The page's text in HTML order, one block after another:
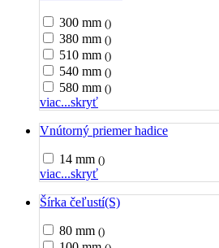
300 mm ()
380 mm ()
510 mm ()
540 mm ()
580 mm ()
viac...skryť
Vnútorný priemer hadice
14 mm ()
viac...skryť
Šírka čeľustí(S)
80 mm ()